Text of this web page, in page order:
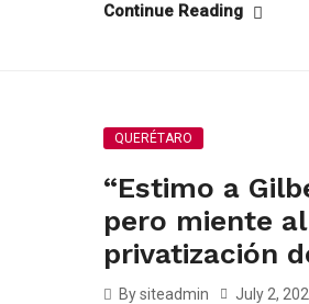
Continue Reading
QUERÉTARO
“Estimo a
pero miente
privatización
By siteadmin July 2,